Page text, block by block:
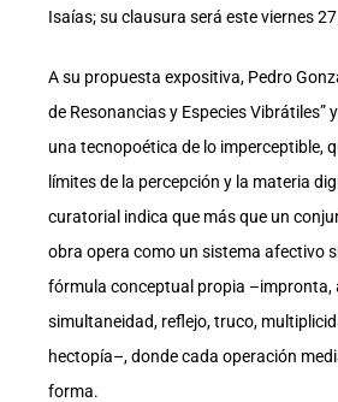
Isaías; su clausura será este viernes
A su propuesta expositiva, Pedro
de Resonancias y Especies Vibrátiles”
una tecnopoética de lo imperceptible,
límites de la percepción y la materia
curatorial indica que más que un
obra opera como un sistema afectivo
fórmula conceptual propia –impronta,
simultaneidad, reflejo, truco,
hectopía–, donde cada operación
forma.